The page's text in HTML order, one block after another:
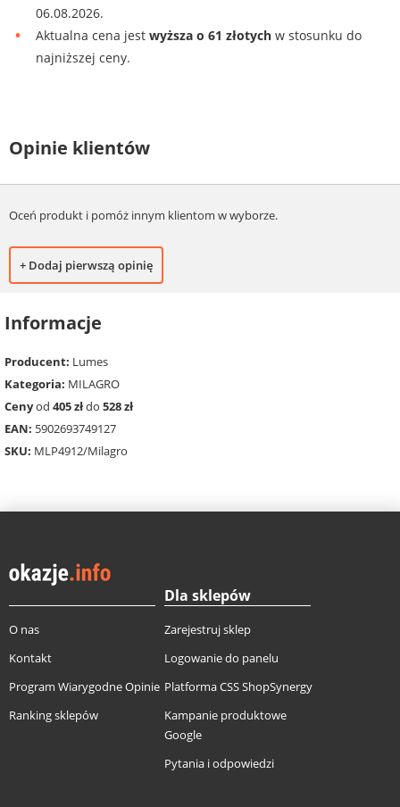
06.08.2026.
Aktualna cena jest wyższa o 61 złotych w stosunku do
najniższej ceny.
Opinie klientów
Oceń produkt i pomóż innym klientom w wyborze.
+ Dodaj pierwszą opinię
Informacje
Producent: Lumes
Kategoria: MILAGRO
Cenyod 405 złdo 528 zł
EAN: 5902693749127
SKU: MLP4912/Milagro
O nas
Kontakt
Program Wiarygodne Opinie
Ranking sklepów
Dla sklepów
Zarejestruj sklep
Logowanie do panelu
Platforma CSS ShopSynergy
Kampanie produktowe
Google
Pytania i odpowiedzi